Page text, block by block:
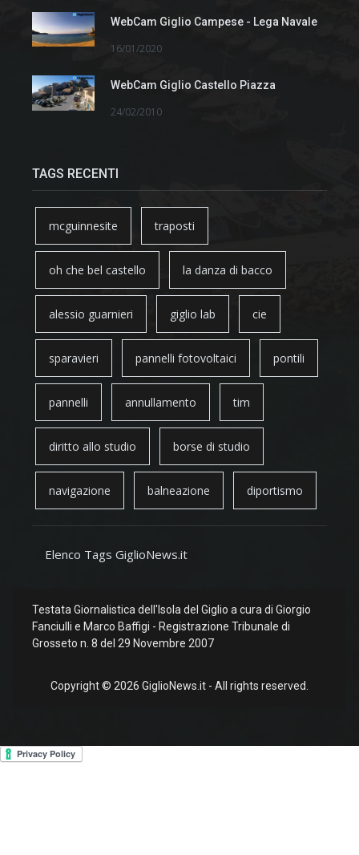
WebCam Giglio Campese - Lega Navale
16/01/2020
WebCam Giglio Castello Piazza
24/02/2010
TAGS RECENTI
mcguinnesite traposti
oh che bel castello la danza di bacco
alessio guarnieri giglio lab cie
sparavieri pannelli fotovoltaici pontili
pannelli annullamento tim
diritto allo studio borse di studio
navigazione balneazione diportismo
Elenco Tags GiglioNews.it
Testata Giornalistica dell'Isola del Giglio a cura di Giorgio
Fanciulli e Marco Baffigi - Registrazione Tribunale di
Grosseto n. 8 del 29 Novembre 2007
Copyright © 2026 GiglioNews.it - All rights reserved.